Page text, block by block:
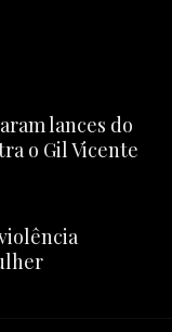
lances do
o Gil Vicente